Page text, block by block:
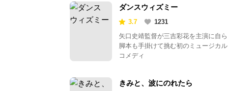
ダンスウィズミー
3.7
1231
矢口史靖監督が三吉彩花を主演に自ら
脚本も手掛けて挑む初のミュージカル
コメディ
きみと、波にのれたら